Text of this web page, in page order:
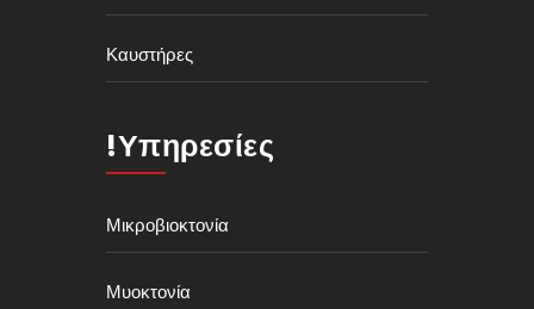
Καυστήρες
!Υπηρεσίες
Μικροβιοκτονία
Μυοκτονία